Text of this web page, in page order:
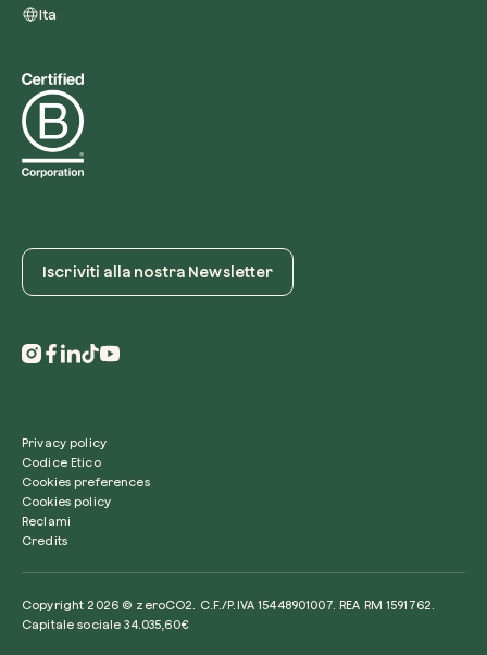
Ita
Iscriviti alla nostra Newsletter
Privacy policy
Codice Etico
Cookies preferences
Cookies policy
Reclami
Credits
Copyright 2026 © zeroCO2. C.F./P.IVA 15448901007. REA RM 1591762.
Capitale sociale 34.035,60€